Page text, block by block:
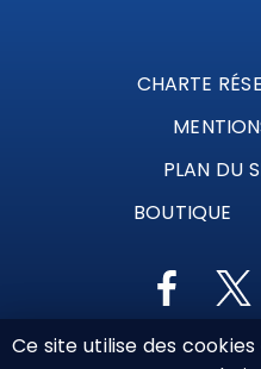
CHARTE
PLAN DU
BOUTIQUE
Ce site utilise des